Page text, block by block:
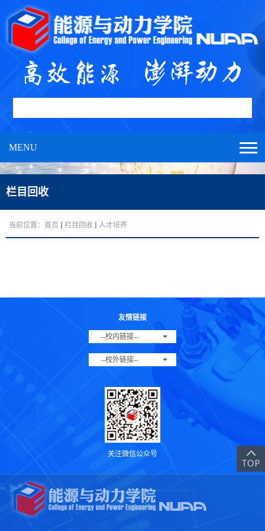
MENU
栏目回收
当前位置： 首页 栏目回收 人才培养
友情链接
--校内链接--
--校外链接--
关注微信公众号